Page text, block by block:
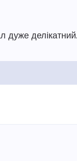
делікатний.